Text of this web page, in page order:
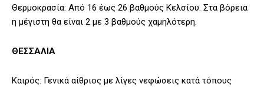
Θερμοκρασία: Από 16 έως 26 βαθμούς Κελσίου. Στα βόρεια
η μέγιστη θα είναι 2 με 3 βαθμούς χαμηλότερη.
ΘΕΣΣΑΛΙΑ
Καιρός: Γενικά αίθριος με λίγες νεφώσεις κατά τόπους